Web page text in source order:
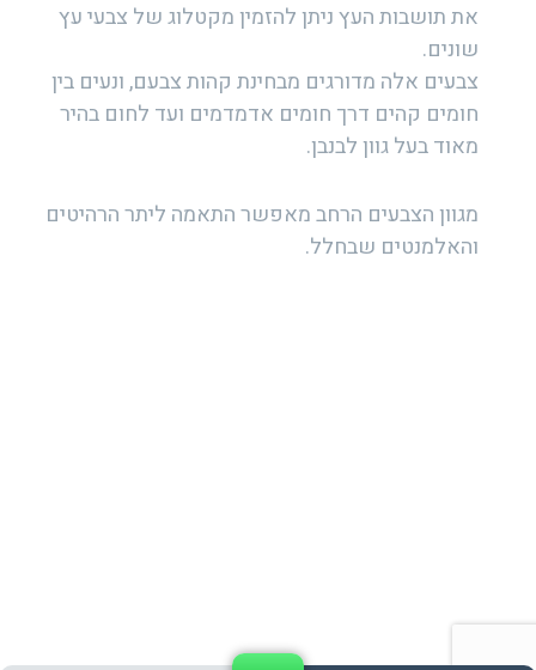
את תושבות העץ ניתן להזמין מקטלוג של צבעי עץ
שונים.
צבעים אלה מדורגים מבחינת קהות צבעם, ונעים בין
חומים קהים דרך חומים אדמדמים ועד לחום בהיר
מאוד בעל גוון לבנבן.
מגוון הצבעים הרחב מאפשר התאמה ליתר הרהיטים
והאלמנטים שבחלל.